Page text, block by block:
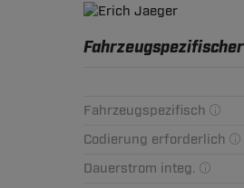
Fahrzeugspezifisch
Codierung erforderlich
Dauerstrom integ.